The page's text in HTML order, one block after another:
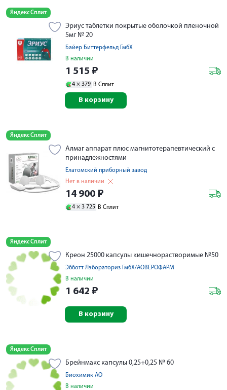
Яндекс Сплит
Эриус таблетки покрытые оболочкой пленочной
5мг № 20
Байер Биттерфельд ГмбХ
В наличии
1 515 ₽
4 × 379 В Сплит
В корзину
Яндекс Сплит
Алмаг аппарат плюс магнитотерапевтический с
принадлежностями
Елатомский приборный завод
Нет в наличии
14 900 ₽
4 × 3 725 В Сплит
Яндекс Сплит
Креон 25000 капсулы кишечнорастворимые №50
Эбботт Лэбораториз ГмбХ/АОВЕРОФАРМ
В наличии
1 642 ₽
В корзину
Яндекс Сплит
Брейнмакс капсулы 0,25+0,25 № 60
Биохимик АО
В наличии